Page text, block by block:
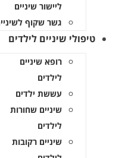
ליישור שיניים
גשר שקוף לשיניים
שיניים לילדים
רופא שיניים
עששת ילדים
שיניים שחורות
שיניים רקובות